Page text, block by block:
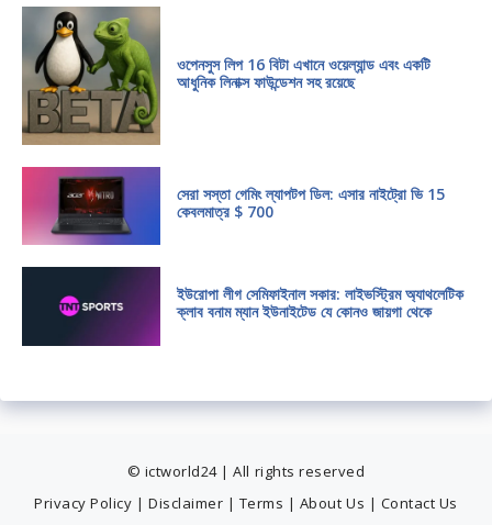
ওপেনসুস লিপ 16 বিটা এখানে ওয়েল্যান্ড এবং একটি
আধুনিক লিনাক্স ফাউন্ডেশন সহ রয়েছে
সেরা সস্তা গেমিং ল্যাপটপ ডিল: এসার নাইট্রো ভি 15
কেবলমাত্র $ 700
ইউরোপা লীগ সেমিফাইনাল সকার: লাইভস্ট্রিম অ্যাথলেটিক
ক্লাব বনাম ম্যান ইউনাইটেড যে কোনও জায়গা থেকে
© ictworld24 | All rights reserved
Privacy Policy | Disclaimer | Terms | About Us | Contact Us